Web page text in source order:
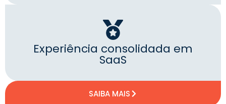
Experiência consolidada em
SaaS
SAIBA MAIS